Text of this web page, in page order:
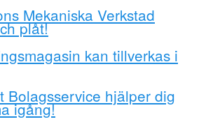
Mekaniska Verkstad
plåt!
kan tillverkas i
Bolagsservice hjälper dig
igång!